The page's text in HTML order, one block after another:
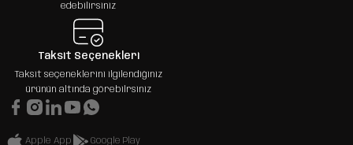
edebilirsiniz
Taksit Seçenekleri
Taksit seçeneklerini ilgilendiğiniz
ürünün altında görebilrsiniz
Apple App Google Play